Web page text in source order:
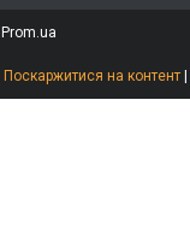
Prom.ua
Поскаржитися на контент |